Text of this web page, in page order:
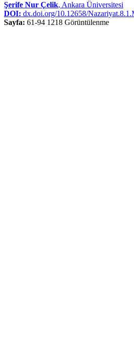
Şerife Nur Çelik, Ankara Üniversitesi
DOI: dx.doi.org/10.12658/
Sayfa: 61-94 1218 Görüntülenme